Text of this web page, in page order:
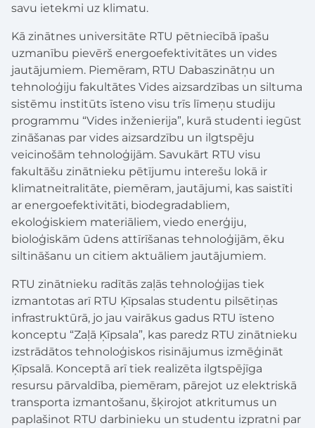
savu ietekmi uz klimatu.
Kā zinātnes universitāte RTU pētniecībā īpašu
uzmanību pievērš energoefektivitātes un vides
jautājumiem. Piemēram, RTU Dabaszinātņu un
tehnoloģiju fakultātes Vides aizsardzības un siltuma
sistēmu institūts īsteno visu trīs līmeņu studiju
programmu “Vides inženierija”, kurā studenti iegūst
zināšanas par vides aizsardzību un ilgtspēju
veicinošām tehnoloģijām. Savukārt RTU visu
fakultāšu zinātnieku pētījumu interešu lokā ir
klimatneitralitāte, piemēram, jautājumi, kas saistīti
ar energoefektivitāti, biodegradabliem,
ekoloģiskiem materiāliem, viedo enerģiju,
bioloģiskām ūdens attīrīšanas tehnoloģijām, ēku
siltināšanu un citiem aktuāliem jautājumiem.
RTU zinātnieku radītās zaļās tehnoloģijas tiek
izmantotas arī RTU Ķīpsalas studentu pilsētiņas
infrastruktūrā, jo jau vairākus gadus RTU īsteno
konceptu “Zaļā Ķīpsala”, kas paredz RTU zinātnieku
izstrādātos tehnoloģiskos risinājumus izmēģināt
Ķīpsalā. Konceptā arī tiek realizēta ilgtspējīga
resursu pārvaldība, piemēram, pārejot uz elektriskā
transporta izmantošanu, šķirojot atkritumus un
paplašinot RTU darbinieku un studentu izpratni par